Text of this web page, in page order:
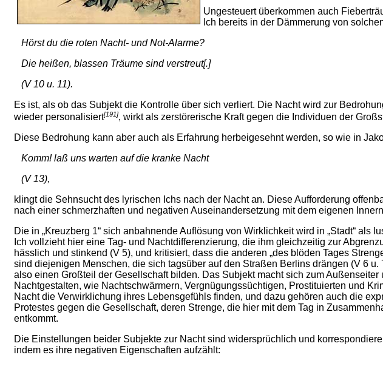
Ungesteuert überkommen auch
Ich bereits in der Dämmerung von
Hörst du die roten Nacht- und Not-Alarme?
Die heißen, blassen Träume sind verstreut[.]
(V 10 u. 11).
Es ist, als ob das Subjekt die Kontrolle über sich verliert. Die Nacht wird zur
wieder personalisiert[191], wirkt als zerstörerische Kraft gegen die Individuen der
Diese Bedrohung kann aber auch als Erfahrung herbeigesehnt werden, so wie in
Komm! laß uns warten auf die kranke Nacht
(V 13),
klingt die Sehnsucht des lyrischen Ichs nach der Nacht an. Diese Aufforderung
nach einer schmerzhaften und negativen Auseinandersetzung mit dem eigenen
Die in „Kreuzberg 1“ sich anbahnende Auflösung von Wirklichkeit wird in „Stadt“ als
Ich vollzieht hier eine Tag- und Nachtdifferenzierung, die ihm gleichzeitig zur
hässlich und stinkend (V 5), und kritisiert, dass die anderen „des blöden Tages
sind diejenigen Menschen, die sich tagsüber auf den Straßen Berlins drängen (V 6
also einen Großteil der Gesellschaft bilden. Das Subjekt macht sich zum
Nachtgestalten, wie Nachtschwärmern, Vergnügungssüchtigen, Prostituierten und
Nacht die Verwirklichung ihres Lebensgefühls finden, und dazu gehören auch die
Protestes gegen die Gesellschaft, deren Strenge, die hier mit dem Tag in
entkommt.
Die Einstellungen beider Subjekte zur Nacht sind widersprüchlich und
indem es ihre negativen Eigenschaften aufzählt: